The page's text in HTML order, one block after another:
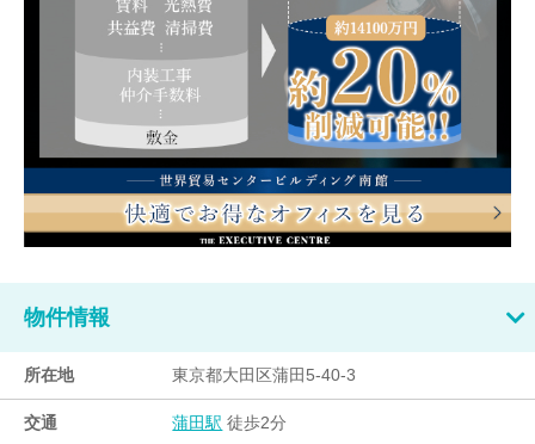
物件情報
所在地 東京都大田区蒲田5-40-3
交通 蒲田駅 徒歩2分